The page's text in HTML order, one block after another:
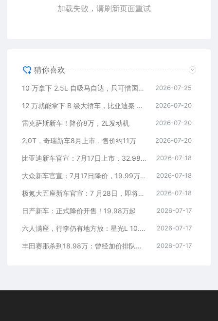
加载失败，请刷新页面重试
猜你喜欢
10 万拿下 2.5L 自吸马自达，只可惜国内暂时没份 2026-07-25
12 万就能拿下 B 级大轿车，比亚迪秦 MAX 直接打乱合资定价逻辑 2026-07-20
雷克萨斯新车！降价8万，2L发动机 2026-07-20
2.0T，奇瑞新车8月上市，售价约11万 2026-07-20
比亚迪新车官宣：7月17日上市，32.98万元 2026-07-18
大众新车官宣：7月17日降价，19.99万元起 2026-07-18
极氪大五座新车官宣：7 月28日，即将上市 2026-07-18
日产新车：正式降价开售！19.98万起 2026-07-17
六人满座，行李仍有地方放：星光L 10.98万元起 2026-07-17
丰田赛那杀到18.98万：曾经加价排队的MPV，这次真把价格打下来了 2026-07-17